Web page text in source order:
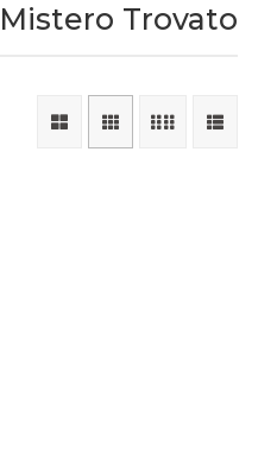
Mistero Trovato